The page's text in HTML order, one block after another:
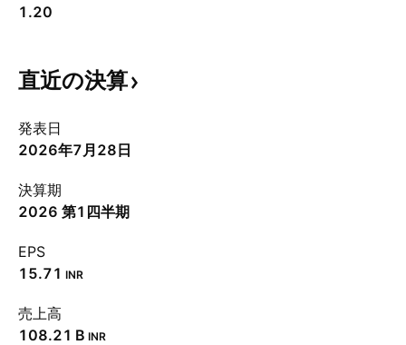
1.20
直近の決算
発表日
2026年7月28日
決算期
2026 第1四半期
EPS
15.71 INR
売上高
‪108.21 B‬ INR